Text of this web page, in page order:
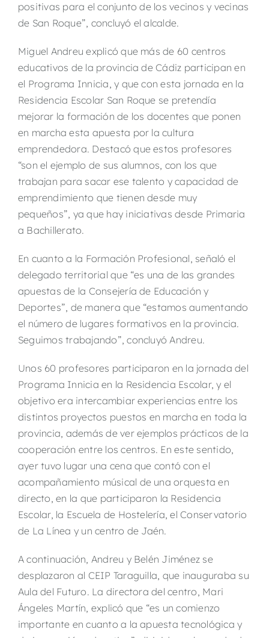
positivas para el conjunto de los vecinos y vecinas
de San Roque”, concluyó el alcalde.
Miguel Andreu explicó que más de 60 centros
educativos de la provincia de Cádiz participan en
el Programa Innicia, y que con esta jornada en la
Residencia Escolar San Roque se pretendía
mejorar la formación de los docentes que ponen
en marcha esta apuesta por la cultura
emprendedora. Destacó que estos profesores
“son el ejemplo de sus alumnos, con los que
trabajan para sacar ese talento y capacidad de
emprendimiento que tienen desde muy
pequeños”, ya que hay iniciativas desde Primaria
a Bachillerato.
En cuanto a la Formación Profesional, señaló el
delegado territorial que “es una de las grandes
apuestas de la Consejería de Educación y
Deportes”, de manera que “estamos aumentando
el número de lugares formativos en la provincia.
Seguimos trabajando”, concluyó Andreu.
Unos 60 profesores participaron en la jornada del
Programa Innicia en la Residencia Escolar, y el
objetivo era intercambiar experiencias entre los
distintos proyectos puestos en marcha en toda la
provincia, además de ver ejemplos prácticos de la
cooperación entre los centros. En este sentido,
ayer tuvo lugar una cena que contó con el
acompañamiento músical de una orquesta en
directo, en la que participaron la Residencia
Escolar, la Escuela de Hostelería, el Conservatorio
de La Línea y un centro de Jaén.
A continuación, Andreu y Belén Jiménez se
desplazaron al CEIP Taraguilla, que inauguraba su
Aula del Futuro. La directora del centro, Mari
Ángeles Martín, explicó que “es un comienzo
importante en cuanto a la apuesta tecnológica y